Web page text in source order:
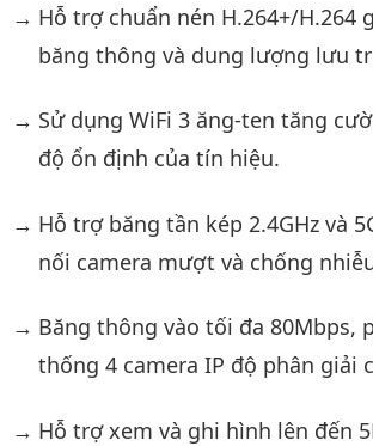
Hỗ trợ chuẩn nén H.264+/H.264
băng thông và dung lượng lưu
Sử dụng WiFi 3 ăng-ten tăng
độ ổn định của tín hiệu.
Hỗ trợ băng tần kép 2.4GHz và
nối camera mượt và chống
Băng thông vào tối đa 80Mbps,
thống 4 camera IP độ phân giải
Hỗ trợ xem và ghi hình lên đến